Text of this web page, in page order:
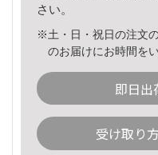
さい。
※土・日・祝日の注文
のお届けにお時間を
即日出
受け取り